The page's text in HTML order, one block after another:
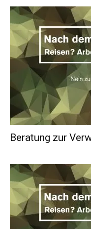
Beratung zur